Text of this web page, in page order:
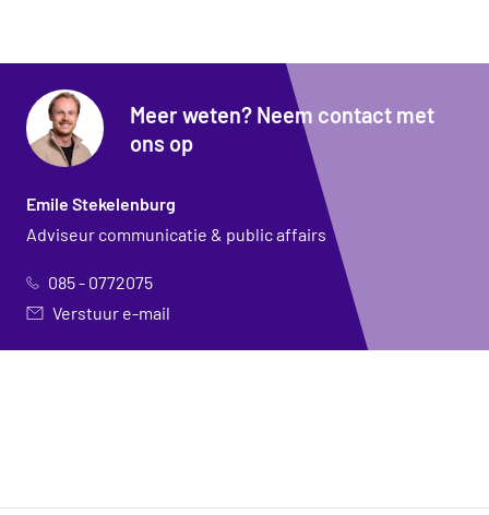
Meer weten? Neem contact met
ons op
Emile Stekelenburg
Adviseur communicatie & public affairs
085 - 0772075
Verstuur e-mail